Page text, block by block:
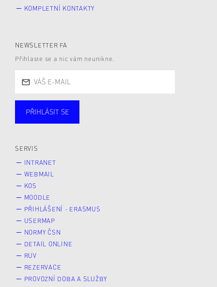
KOMPLETNÍ KONTAKTY
NEWSLETTER FA
Přihlaste se a nic vám neunikne.
PŘIHLÁSIT SE
SERVIS
INTRANET
WEBMAIL
KOS
MOODLE
PŘIHLÁŠENÍ - ERASMUS
USERMAP
NORMY ČSN
DETAIL ONLINE
RUV
REZERVACE
PROVOZNÍ DOBA A SLUŽBY